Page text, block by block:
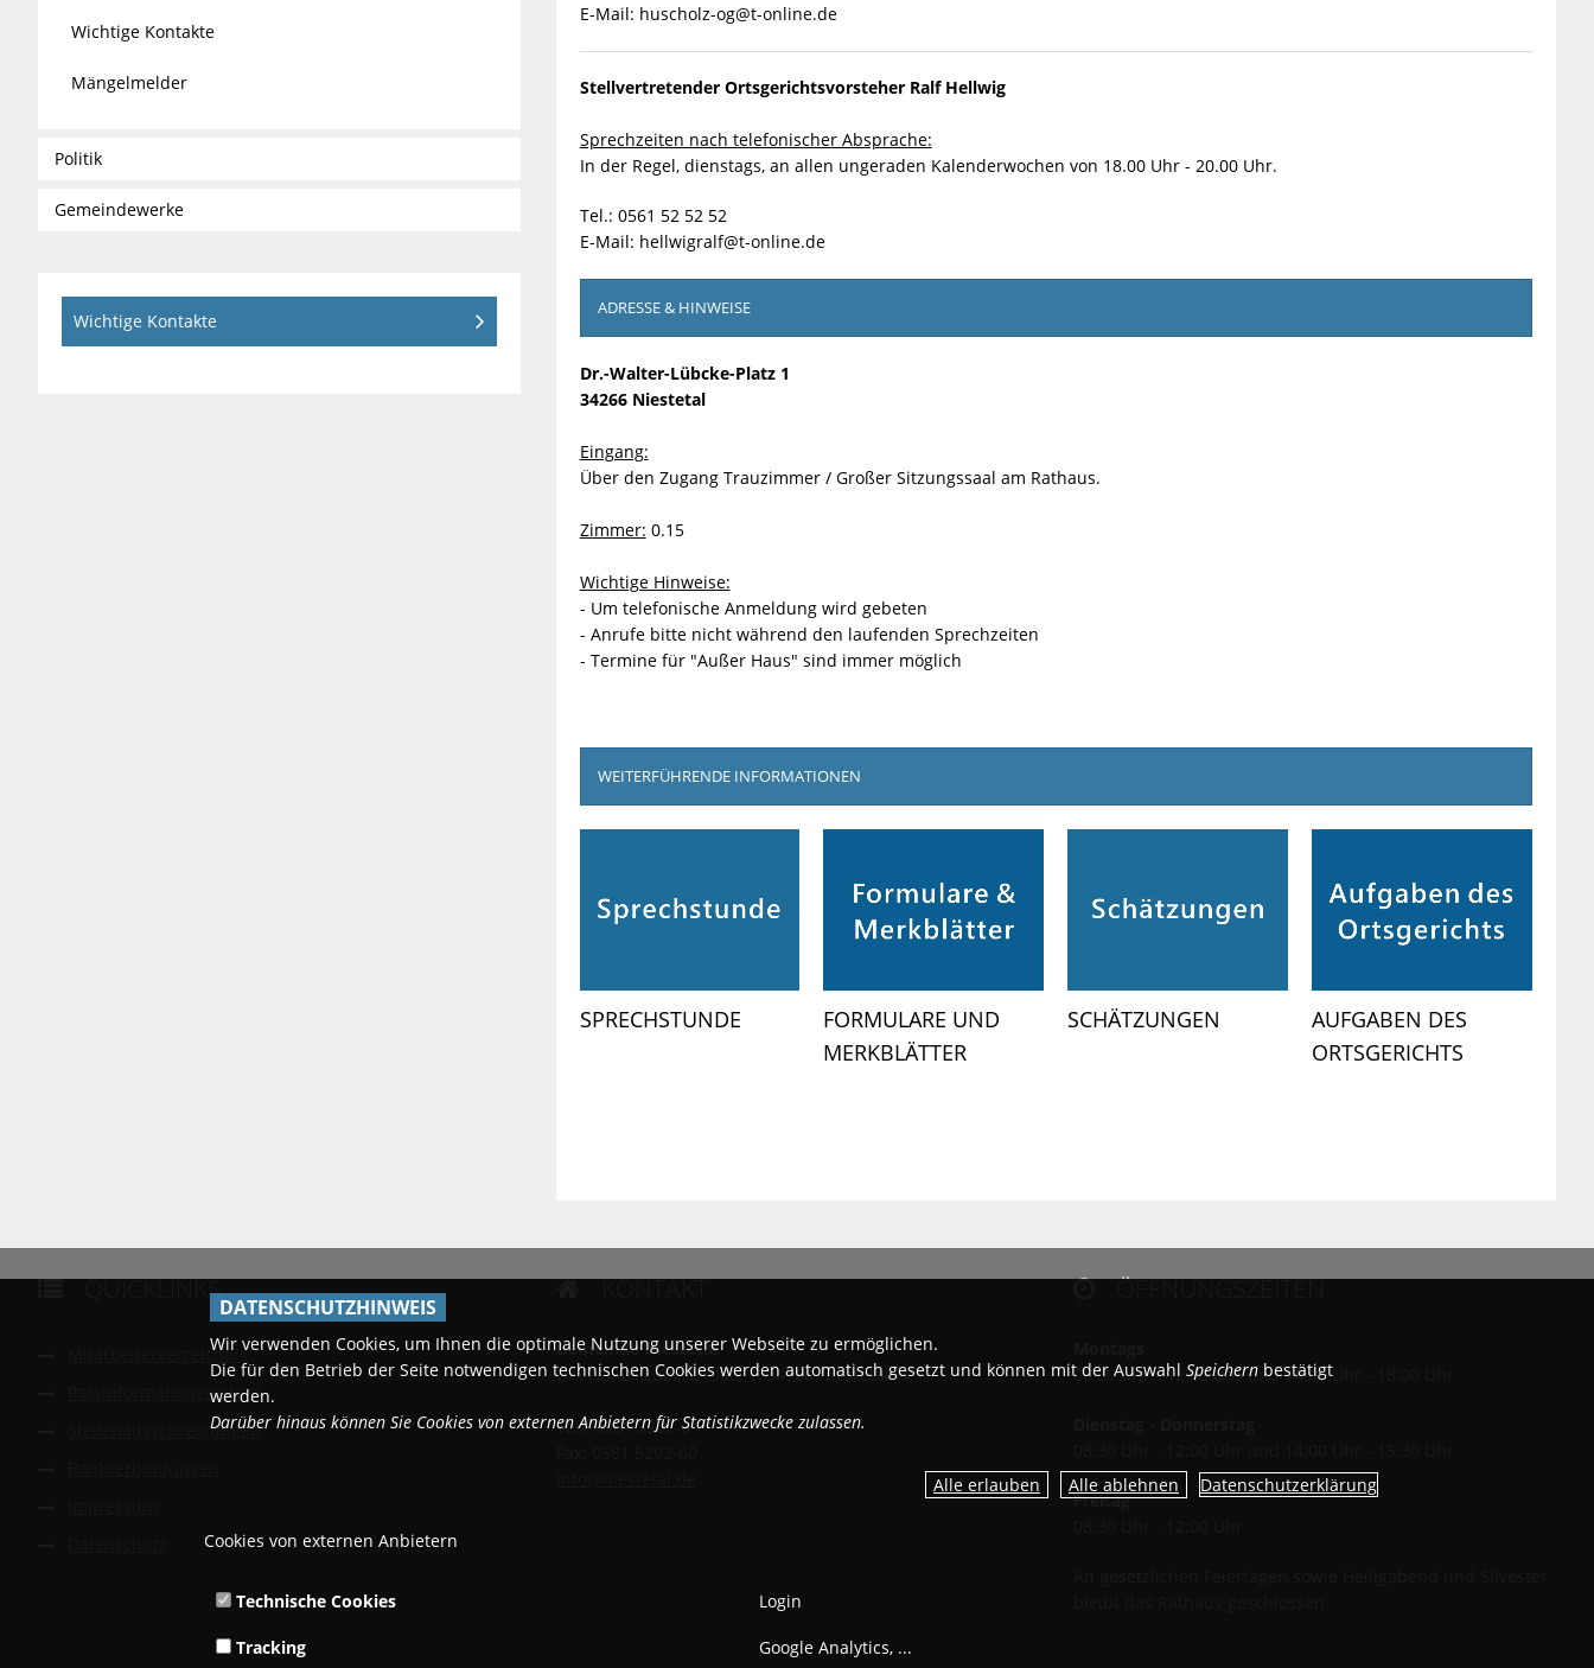
E-Mail: huscholz-og@t-online.de
Stellvertretender Ortsgerichtsvorsteher Ralf Hellwig
Sprechzeiten nach telefonischer Absprache:
In der Regel, dienstags, an allen ungeraden Kalenderwochen von 18.00 Uhr - 20.00 Uhr.
Tel.: 0561 52 52 52
E-Mail: hellwigralf@t-online.de
ADRESSE & HINWEISE
Dr.-Walter-Lübcke-Platz 1
34266 Niestetal
Eingang:
Über den Zugang Trauzimmer / Großer Sitzungssaal am Rathaus.
Zimmer: 0.15
Wichtige Hinweise:
- Um telefonische Anmeldung wird gebeten
- Anrufe bitte nicht während den laufenden Sprechzeiten
- Termine für "Außer Haus" sind immer möglich
WEITERFÜHRENDE INFORMATIONEN
SPRECHSTUNDE
FORMULARE UND
MERKBLÄTTER
SCHÄTZUNGEN
AUFGABEN DES
ORTSGERICHTS
Wichtige Kontakte
Mängelmelder
Politik
Gemeindewerke
Wichtige Kontakte
QUICKLINKS
Mitarbeiterverzeichnis
Ratsinformationssystem
Stellenausschreibungen
KONTAKT
Gemeinde Niestetal
Dr.-Walter-Lübcke-Platz 1, 34266 Niestetal
Tel.: 0561 5202-0
ÖFFNUNGSZEITEN
08:30 Uhr - 12:00 Uhr und 14:00 Uhr - 18:00 Uhr
Freitag
DATENSCHUTZHINWEIS
Wir verwenden Cookies, um Ihnen die optimale Nutzung unserer Webseite zu ermöglichen.
Die für den Betrieb der Seite notwendigen technischen Cookies werden automatisch gesetzt und können mit der Auswahl Speichern bestätigt
werden.
Darüber hinaus können Sie Cookies von externen Anbietern für Statistikzwecke zulassen.
Datenschutzerklärung
Cookies von externen Anbietern
Technische Cookies Login
Tracking Google Analytics, ...